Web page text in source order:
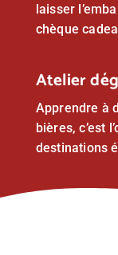
laisser
chèque
Atelier
Apprendre à
bières, c’est
destinations